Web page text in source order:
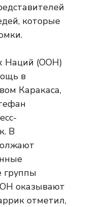
которые
Наций (ООН)
в
Каракаса,
В
группы
оказывают
отметил,